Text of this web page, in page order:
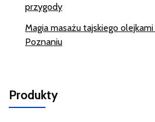
przygody
Magia masażu tajskiego
Poznaniu
Produkty